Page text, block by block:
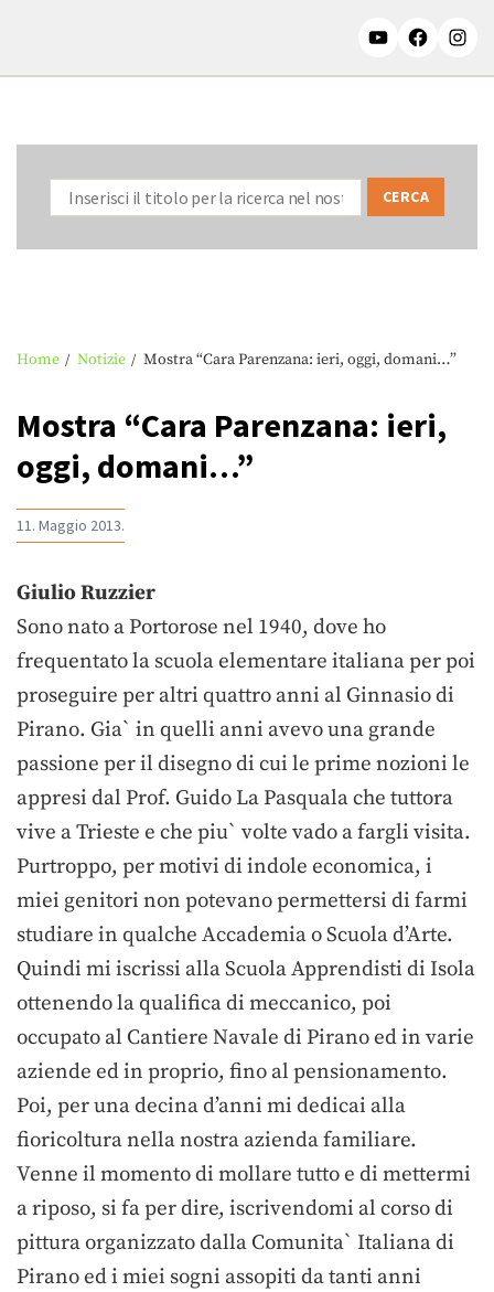
Home Notizie Mostra “Cara Parenzana: ieri, oggi, domani…”
Mostra “Cara Parenzana: ieri,
oggi, domani…”
11. Maggio 2013.
Giulio Ruzzier
Sono nato a Portorose nel 1940, dove ho
frequentato la scuola elementare italiana per poi
proseguire per altri quattro anni al Ginnasio di
Pirano. Gia` in quelli anni avevo una grande
passione per il disegno di cui le prime nozioni le
appresi dal Prof. Guido La Pasquala che tuttora
vive a Trieste e che piu` volte vado a fargli visita.
Purtroppo, per motivi di indole economica, i
miei genitori non potevano permettersi di farmi
studiare in qualche Accademia o Scuola d’Arte.
Quindi mi iscrissi alla Scuola Apprendisti di Isola
ottenendo la qualifica di meccanico, poi
occupato al Cantiere Navale di Pirano ed in varie
aziende ed in proprio, fino al pensionamento.
Poi, per una decina d’anni mi dedicai alla
fioricoltura nella nostra azienda familiare.
Venne il momento di mollare tutto e di mettermi
a riposo, si fa per dire, iscrivendomi al corso di
pittura organizzato dalla Comunita` Italiana di
Pirano ed i miei sogni assopiti da tanti anni